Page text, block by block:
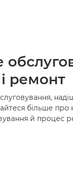
і ремонт
більше про
й процес